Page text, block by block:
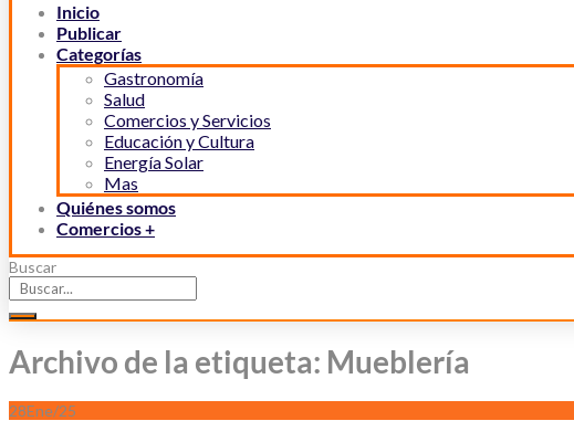
Inicio
Publicar
Categorías
Gastronomía
Salud
Comercios y Servicios
Educación y Cultura
Energía Solar
Mas
Quiénes somos
Comercios +
Buscar
Archivo de la etiqueta: Mueblería
28Ene/25